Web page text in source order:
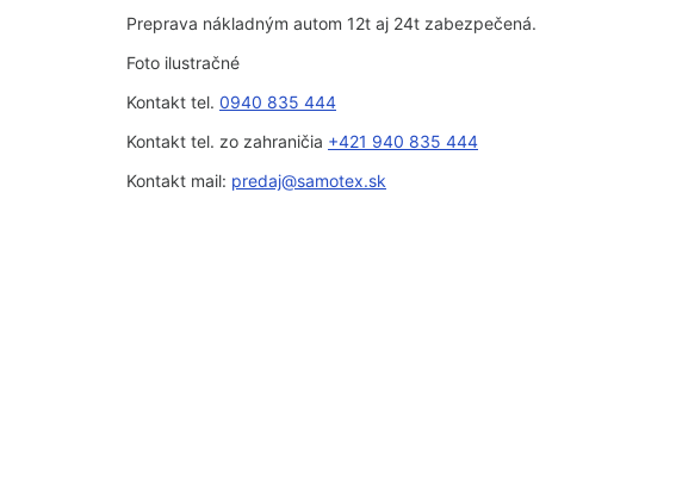
Preprava nákladným autom 12t aj 24t zabezpečená.
Foto ilustračné
Kontakt tel. 0940 835 444
Kontakt tel. zo zahraničia +421 940 835 444
Kontakt mail: predaj@samotex.sk